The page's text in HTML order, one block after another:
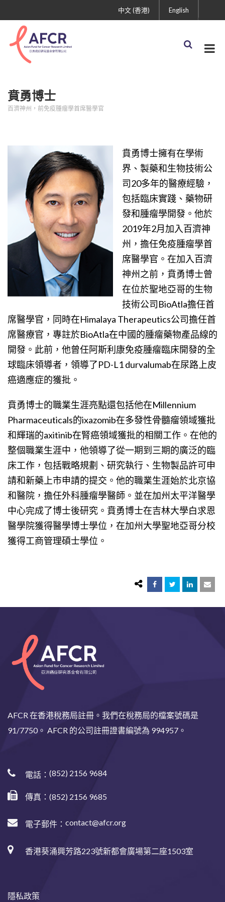
English
中文 (香港)
賁勇博士
百濟神州，前免疫腫瘤學首席醫學官
賁勇博士擁有在學術
界、製藥和生物技術公
司20多年的醫療經驗，
包括臨床實踐、藥物研
發和腫瘤學開發。他於
2019年2月加入百濟神
州，擔任免疫腫瘤學首
席醫學官。在加入百濟
神州之前，賁勇博士曾
在位於聖地亞哥的生物
技術公司BioAtla擔任首
席醫學官，同時在Himalaya Therapeutics公司擔任首
席醫療官，專註於BioAtla在中國的腫瘤藥物產品線的
開發。此前，他曾任阿斯利康免疫腫瘤臨床開發的全
球臨床領導者，領導了PD-L1 durvalumab在尿路上皮
癌適應症的獲批。
賁勇博士的職業生涯亮點還包括他在Millennium
Pharmaceuticals的ixazomib在多發性骨髓瘤領域獲批
和輝瑞的axitinib在腎癌領域獲批的相關工作。在他的
整個職業生涯中，他領導了從一期到三期的廣泛的臨
床工作，包括戰略規劃、研究執行、生物製品許可申
請和新藥上市申請的提交。他的職業生涯始於北京協
和醫院，擔任外科腫瘤學醫師。並在加州太平洋醫學
中心完成了博士後研究。賁勇博士在吉林大學白求恩
醫學院獲得醫學博士學位，在加州大學聖地亞哥分校
獲得工商管理碩士學位。
AFCR 在香港稅務局註冊。我們在稅務局的檔案號碼是
91/7750。 AFCR 的公司註冊證書編號為 994957。
電話： (852) 2156 9684
傳真：(852) 2156 9685
電子郵件： contact@afcr.org
香港葵涌興芳路223號新都會廣場第二座1503室
隱私政策